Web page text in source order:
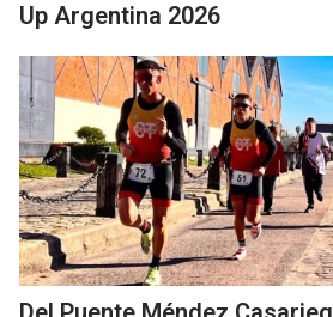
Up Argentina 2026